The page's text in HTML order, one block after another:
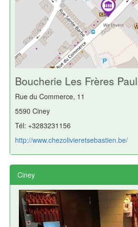
Boucherie Les Frères Paul
Rue du Commerce, 11
5590 Ciney
Tél: +3283231156
http://www.chezolivieretsebastien.be/
Ciney